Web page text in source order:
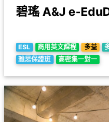
碧瑤 A&J e-
ESL 商用英文課程 多益
雅思保證班
高密集一對一